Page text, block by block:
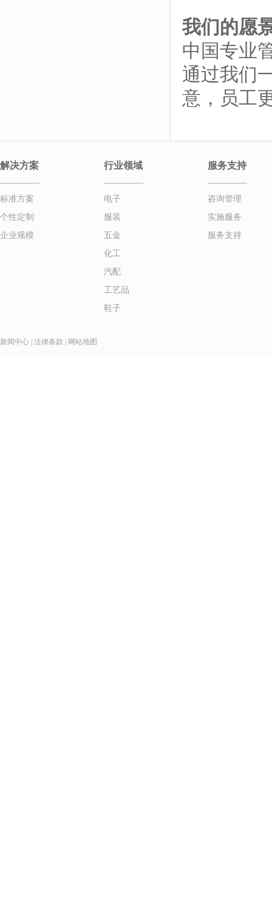
我们的愿
中国专业
通过我们
意，员工
解决方案
标准方案
个性定制
企业规模
行业领域
电子
服装
五金
化工
汽配
工艺品
鞋子
服务支持
咨询管理
实施服务
服务支持
新闻中心 法律条款 网站地图